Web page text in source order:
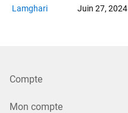
Juin 27, 2024
Lamghari
Compte
Mon compte